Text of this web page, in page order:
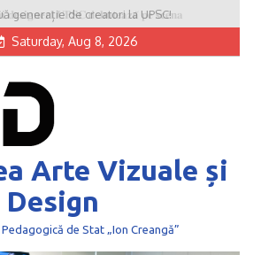
generație de creatori la UPSC!
Saturday, Aug 8, 2026
Arte Vizuale și
Design
de Stat „Ion Creangă”